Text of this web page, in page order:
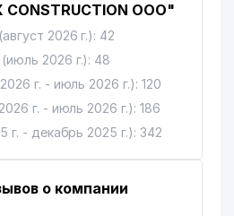
CONSTRUCTION ООО"
2026 г.): 42
2026 г.): 48
г. - июль 2026 г.): 120
г. - июль 2026 г.): 186
г. - декабрь 2025 г.): 342
о компании